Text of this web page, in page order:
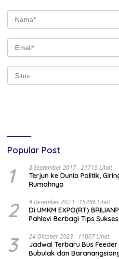
Popular Post
1 8 September 2017 21715 Lihat
Terjun ke Dunia Politik,
Rumahnya
2 9 Desember 2023 15486 Lihat
Di UMKM EXPO(RT)
Pahlevi Berbagi Tips
3 24 Oktober 2023 11007 Lihat
Jadwal Terbaru Bus
Bubulak dan